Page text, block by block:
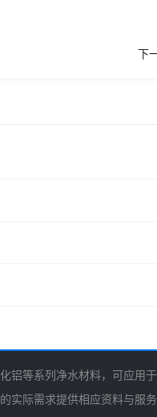
下
铝等系列净水材料，可应用
际需求提供相应资料与服务